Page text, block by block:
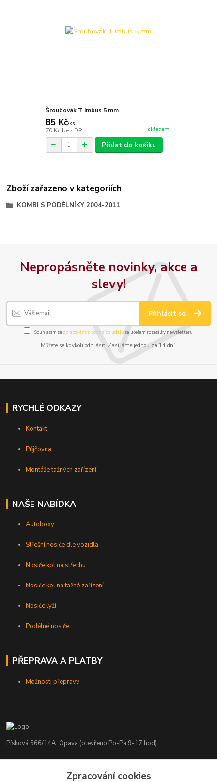
Šroubovák T imbus 5 mm
85 Kč/ks
70 Kč bez DPH skladem
Přidat do košíku
Zboží zařazeno v kategoriích
KOMBI S PODÉLNÍKY 2004-2011
Nepropásněte novinky, akce a
slevy!
Přihlásit se
Souhlasím se zpracováním osobních údajůza účelem rozesílky newsletteru.
Můžete se kdykoli odhlásit. Zasíláme jednou za 14 dní.
RYCHLÉ ODKAZY
Kontakt
Půjčovna
Montáže tažných zařízení
NAŠE NABÍDKA
Autoboxy
Střešní nosiče dle vozidla
Nosiče kol na střechu
Nosiče kol na tažné zařízení
Nosiče lyží
Podélné nosiče
PŘEPRAVA A PLATBY
Možnosti přepravy
Písková 666/14A, Opava (otevřeno Po-Pá 9-17 hod)
+420 776 839 986Zpracování cookies